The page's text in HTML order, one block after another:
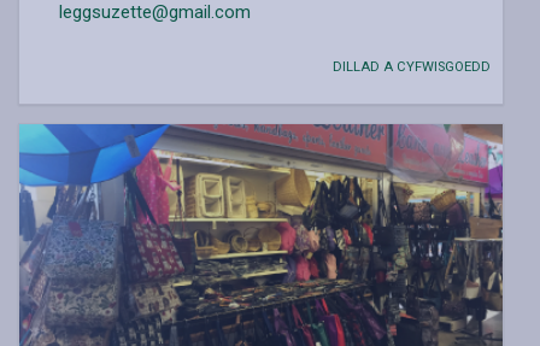
leggsuzette@gmail.com
DILLAD A CYFWISGOEDD